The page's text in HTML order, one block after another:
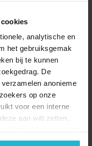
analytische en
het gebruiksgemak
bij te kunnen
De
anonieme
op onze
voor een interne
aan wilt zetten.
deze cookies via